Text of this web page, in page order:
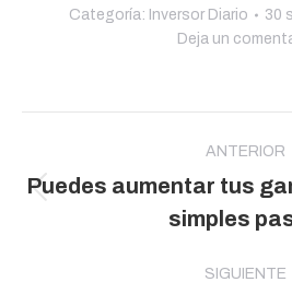
Categoría: Inversor Diario
30
Deja un
publicaciones
ANTERIOR
Puedes aumentar tus
simples
SIGUIENTE